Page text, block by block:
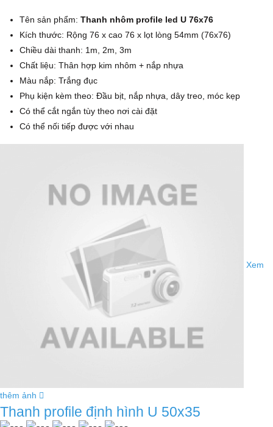
Tên sản phẩm: Thanh nhôm profile led U 76x76
Kích thước: Rộng 76 x cao 76 x lọt lòng 54mm (76x76)
Chiều dài thanh: 1m, 2m, 3m
Chất liệu: Thân hợp kim nhôm + nắp nhựa
Màu nắp: Trắng đục
Phụ kiện kèm theo: Đầu bịt, nắp nhựa, dây treo, móc kẹp
Có thể cắt ngắn tùy theo nơi cài đặt
Có thể nối tiếp được với nhau
Xem
thêm ảnh
Thanh profile định hình U 50x35